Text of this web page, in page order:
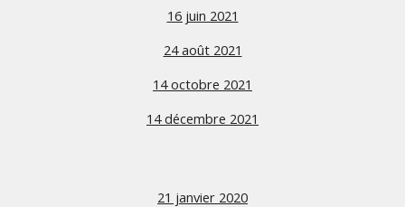
16 juin 2021
24 août 2021
14 octobre 2021
14 décembre 2021
21 janvier 2020